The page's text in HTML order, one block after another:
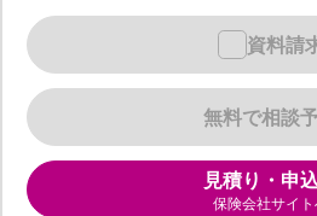
無料で相談
資料請
見積り・申
保険会社サイ